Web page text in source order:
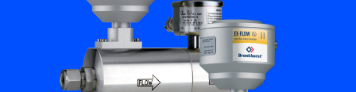
Neem contact op